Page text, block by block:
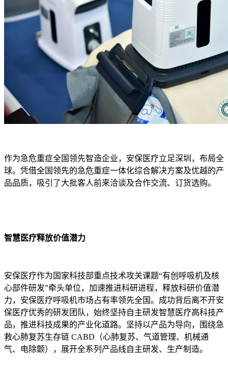
作为急危重症全国领先智造企业，安保医疗立足深圳，布局全
球。凭借全国领先的急危重症一体化综合解决方案及优越的产
品品质，吸引了大批客人前来洽谈及合作交流、订货选购。
智慧医疗释放价值潜力
安保医疗作为国家科技部重点技术攻关课题“有创呼吸机及核
心部件研发”牵头单位，加速推进科研进程，释放科研价值潜
力，安保医疗呼吸机市场占有率领先全国。 成功背后离不开安
保医疗优秀的研发团队，始终坚持自主研发智慧医疗高科技产
品，推进科技成果的产业化道路。坚持以产品为导向，围绕急
救心肺复苏生存链 CABD（心肺复苏、气道管理、机械通
气、电除颤），展开全系列产品线自主研发、生产制造。